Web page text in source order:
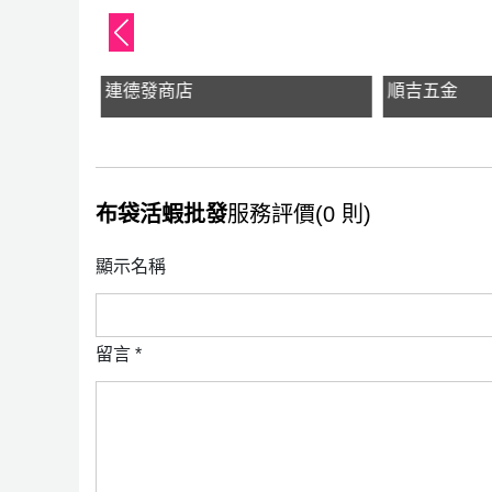
連德發商店 順吉五金
布袋活蝦批發服務評價(0 則)
顯示名稱
留言 *